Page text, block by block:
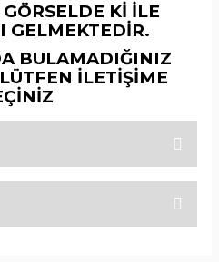
Kİ İLE
GELMEKTEDİR.
BULAMADIĞINIZ
İLETİŞİME